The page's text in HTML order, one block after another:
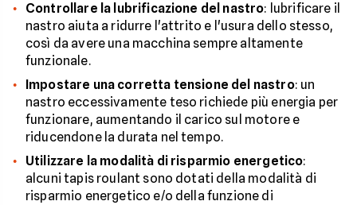
Controllare la lubrificazione del nastro: lubrificare il
nastro aiuta a ridurre l'attrito e l'usura dello stesso,
così da avere una macchina sempre altamente
funzionale.
Impostare una corretta tensione del nastro: un
nastro eccessivamente teso richiede più energia per
funzionare, aumentando il carico sul motore e
riducendone la durata nel tempo.
Utilizzare la modalità di risparmio energetico:
alcuni tapis roulant sono dotati della modalità di
risparmio energetico e/o della funzione di